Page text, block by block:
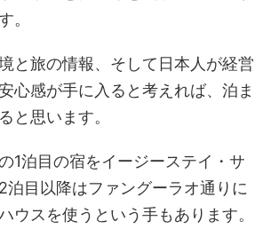
。
と旅の情報、そして日本人が経営
心感が手に入ると考えれば、泊ま
と思います。
1泊目の宿をイージーステイ・サ
泊目以降はファングーラオ通りに
ウスを使うという手もあります。